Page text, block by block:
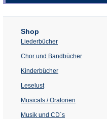
Shop
Liederbücher
Chor und Bandbücher
Kinderbücher
Leselust
Musicals / Oratorien
Musik und CD´s